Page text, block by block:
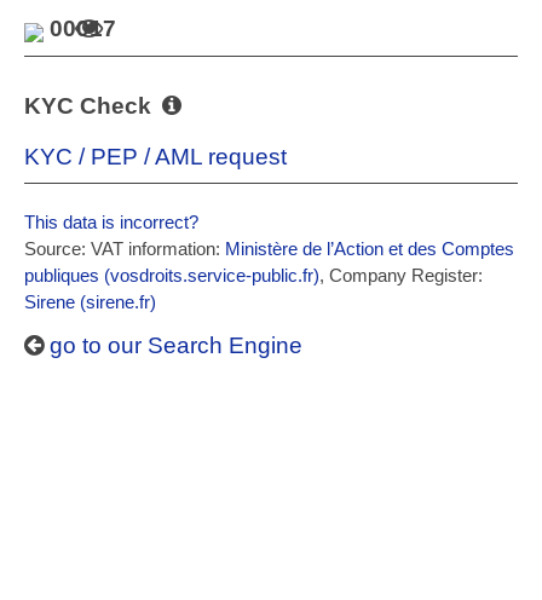
00017
KYC Check
KYC / PEP / AML request
This data is incorrect?
Source: VAT information: Ministère de l’Action et des Comptes
publiques (vosdroits.service-public.fr), Company Register:
Sirene (sirene.fr)
go to our Search Engine